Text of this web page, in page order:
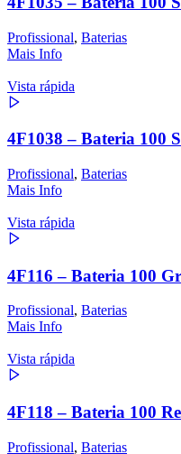
Profissional, Baterias
Mais Info
Vista rápida
4F1038 – Bateria 100
Profissional, Baterias
Mais Info
Vista rápida
4F116 – Bateria 100
Profissional, Baterias
Mais Info
Vista rápida
4F118 – Bateria 100
Profissional, Baterias